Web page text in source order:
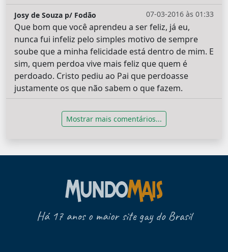
07-03-2016 às 01:33
Josy de Souza p/ Fodão
Que bom que você aprendeu a ser feliz, já eu,
nunca fui infeliz pelo simples motivo de sempre
soube que a minha felicidade está dentro de mim. E
sim, quem perdoa vive mais feliz que quem é
perdoado. Cristo pediu ao Pai que perdoasse
justamente os que não sabem o que fazem.
Mostrar mais comentários...
Há 17 anos o maior site gay do Brasil